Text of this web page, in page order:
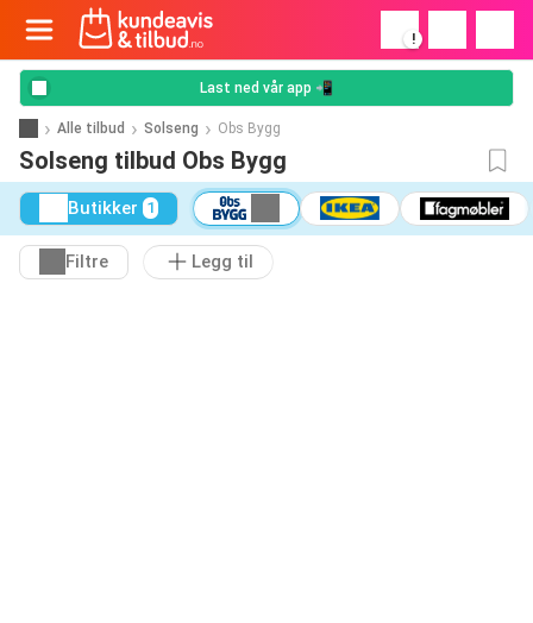
!
Last ned vår app 📲
Alle tilbud Solseng Obs Bygg
Solseng tilbud Obs Bygg
Butikker 1
Filtre Legg til